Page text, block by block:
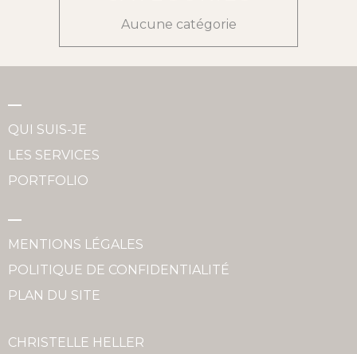
Aucune catégorie
QUI SUIS-JE
LES SERVICES
PORTFOLIO
MENTIONS LÉGALES
POLITIQUE DE CONFIDENTIALITÉ
PLAN DU SITE
CHRISTELLE HELLER